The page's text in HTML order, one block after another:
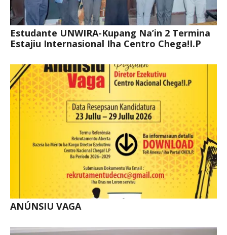
Estudante UNWIRA-Kupang Na’in 2 Termina
Estajiu Internasional Iha Centro Chega!I.P
ANÚNSIU VAGA